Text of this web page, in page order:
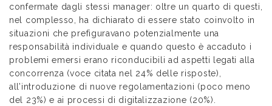
confermate dagli stessi manager: oltre un quarto di questi,
nel complesso, ha dichiarato di essere stato coinvolto in
situazioni che prefiguravano potenzialmente una
responsabilità individuale e quando questo è accaduto i
problemi emersi erano riconducibili ad aspetti legati alla
concorrenza (voce citata nel 24% delle risposte),
all’introduzione di nuove regolamentazioni (poco meno
del 23%) e ai processi di digitalizzazione (20%).